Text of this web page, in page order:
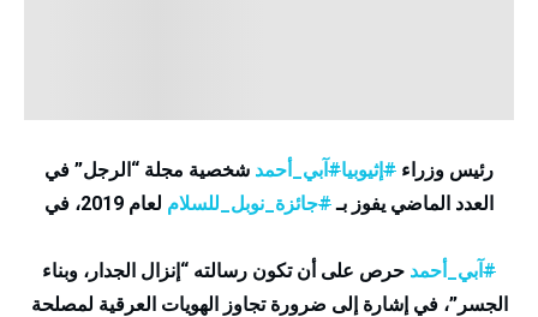
رئيس وزراء #إثيوبيا#آبي_أحمد شخصية مجلة “الرجل” في
العدد الماضي يفوز بـ#جائزة_نوبل_للسلام لعام 2019، في
#آبي_أحمد حرص على أن تكون رسالته “إنزال الجدار، وبناء
الجسر”، في إشارة إلى ضرورة تجاوز الهويات العرقية لمصلحة